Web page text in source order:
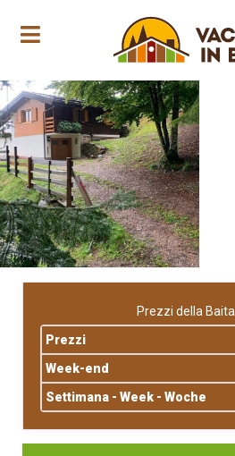
Jährliche Eröffnung
Prezzi della Baita
Prezzi
Week-end
Settimana - Week - Woche